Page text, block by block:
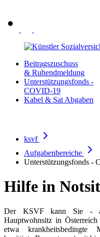
Beitragszuschuss
& Ruhendmeldung
Unterstützungsfonds -
COVID-19
Kabel & Sat Abgaben
ksvf
Aufgabenbereiche
Unterstützungsfonds -
Hilfe in
Der KSVF kann Sie -
Hauptwohnsitz in
etwa krankheitsbedingte